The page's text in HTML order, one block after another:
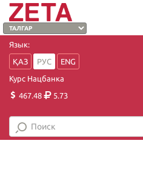
Язык:
ҚАЗ
РУС
ENG
Курс Нацбанка
467.48
5.73